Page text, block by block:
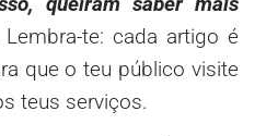
Lembra-te: cada artigo é
que o teu público visite
teus serviços.